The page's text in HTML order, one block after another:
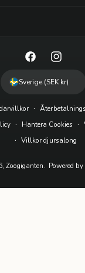
Zoogiganten. Powered
Hantera Cookies
Villkor djursalong
F
a
e
b
o
I
n
t
a
g
m
Sverige (SEK kr)